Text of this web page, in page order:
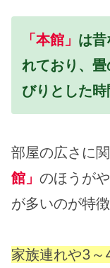
「本館」 は
れており、
びりとした時
部屋の広さに
館」 のほうが
が多いのが特徴
家族連れや3～